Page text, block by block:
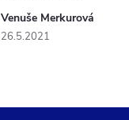
Venuše Merkurová
26.5.2021